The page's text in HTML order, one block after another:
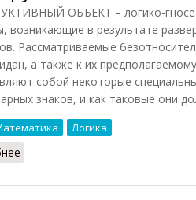
ОБЪЕКТ – логико-
возникающие в результате
Рассматриваемые
а также к их
собой некоторые
знаков, и как таковые они
Логика